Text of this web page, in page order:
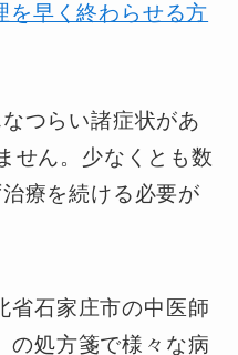
を早く終わらせる方
つらい諸症状があ
せん。少なくとも数
療を続ける必要が
省石家庄市の中医師
の処方箋で様々な病